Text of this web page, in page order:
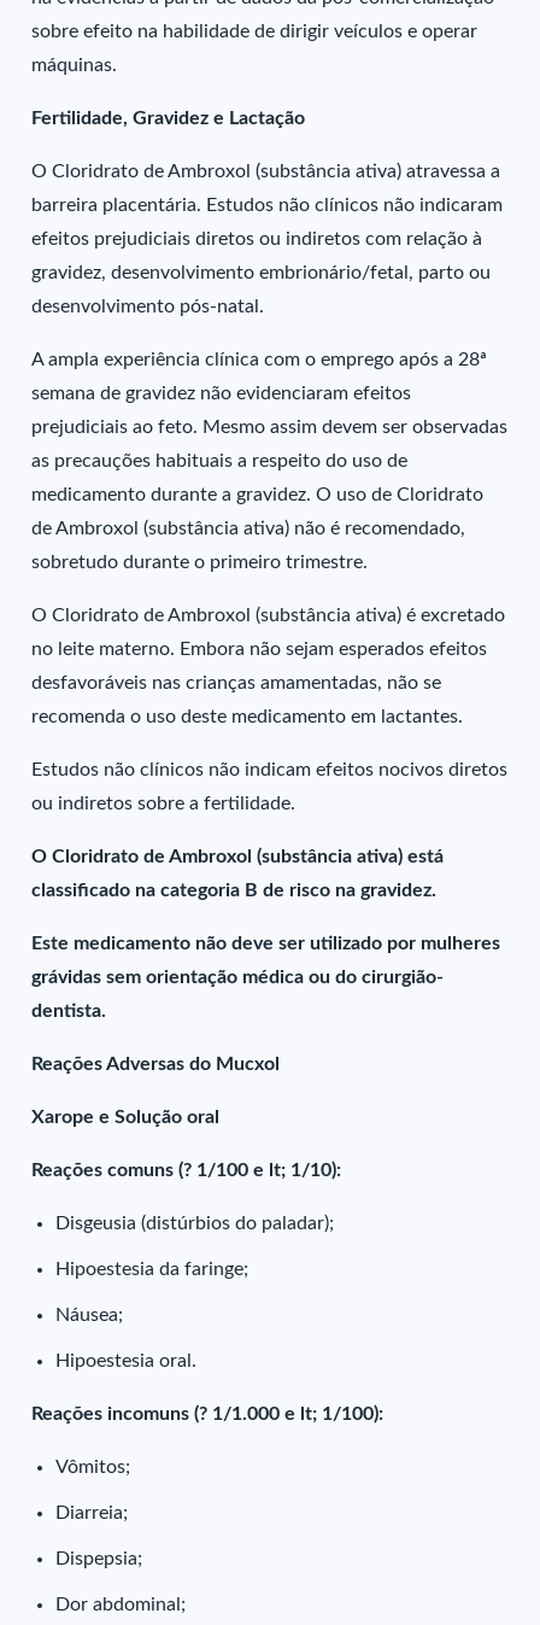
sobre efeito na habilidade de dirigir veículos e operar
máquinas.
Fertilidade, Gravidez e Lactação
O Cloridrato de Ambroxol (substância ativa) atravessa a
barreira placentária. Estudos não clínicos não indicaram
efeitos prejudiciais diretos ou indiretos com relação à
gravidez, desenvolvimento embrionário/fetal, parto ou
desenvolvimento pós-natal.
A ampla experiência clínica com o emprego após a 28ª
semana de gravidez não evidenciaram efeitos
prejudiciais ao feto. Mesmo assim devem ser observadas
as precauções habituais a respeito do uso de
medicamento durante a gravidez. O uso de Cloridrato
de Ambroxol (substância ativa) não é recomendado,
sobretudo durante o primeiro trimestre.
O Cloridrato de Ambroxol (substância ativa) é excretado
no leite materno. Embora não sejam esperados efeitos
desfavoráveis nas crianças amamentadas, não se
recomenda o uso deste medicamento em lactantes.
Estudos não clínicos não indicam efeitos nocivos diretos
ou indiretos sobre a fertilidade.
O Cloridrato de Ambroxol (substância ativa) está
classificado na categoria B de risco na gravidez.
Este medicamento não deve ser utilizado por mulheres
grávidas sem orientação médica ou do cirurgião-
dentista.
Reações Adversas do Mucxol
Xarope e Solução oral
Reações comuns (? 1/100 e lt; 1/10):
Disgeusia (distúrbios do paladar);
Hipoestesia da faringe;
Náusea;
Hipoestesia oral.
Reações incomuns (? 1/1.000 e lt; 1/100):
Vômitos;
Diarreia;
Dispepsia;
Dor abdominal;